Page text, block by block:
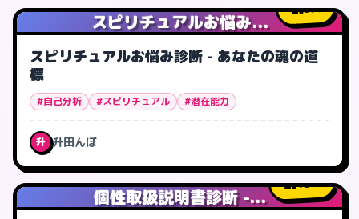
スピリチュアルお悩み...
5人
スピリチュアルお悩み診断 - あなたの魂の道
標
#自己分析 #スピリチュアル #潜在能力
升 升田んぼ
個性取扱説明書診断 -...
13人